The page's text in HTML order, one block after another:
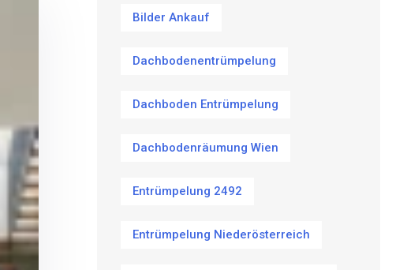
Bilder Ankauf
Dachbodenentrümpelung
Dachboden Entrümpelung
Dachbodenräumung Wien
Entrümpelung 2492
Entrümpelung Niederösterreich